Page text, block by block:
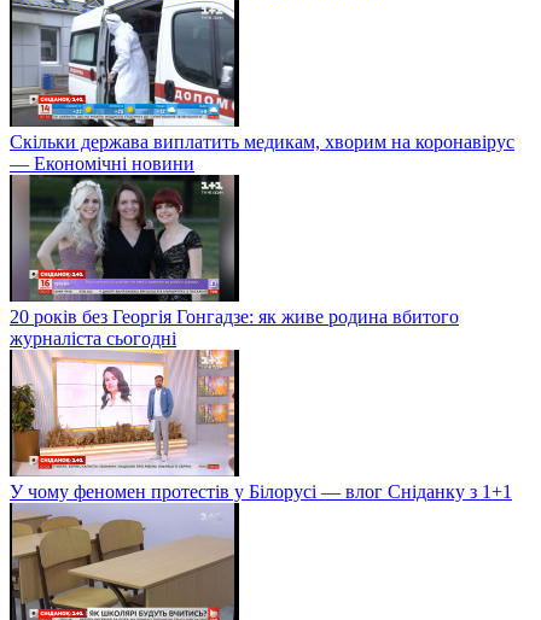
Скільки держава виплатить медикам, хворим на коронавірус
— Економічні новини
20 років без Георгія Гонгадзе: як живе родина вбитого
журналіста сьогодні
У чому феномен протестів у Білорусі — влог Сніданку з 1+1